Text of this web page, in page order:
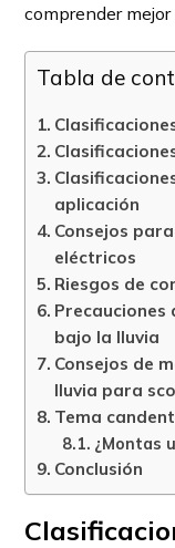
comprender mejor
Tabla de
aplicación
Consejos
eléctricos
Riesgos de
bajo la lluvia
Consejos de
lluvia para
Tema
¿Montas
Conclusión